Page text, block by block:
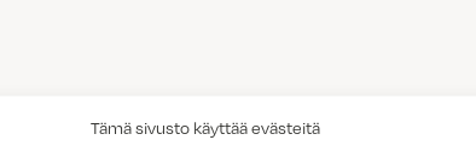
Tämä sivusto käyttää evästeitä